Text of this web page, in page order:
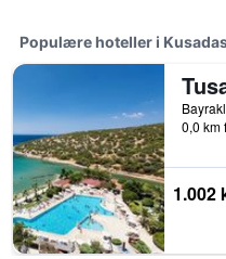
Populære hoteller i
0,0 km
1.002